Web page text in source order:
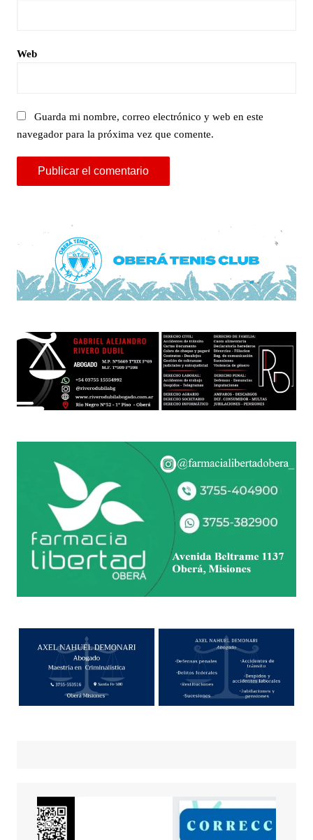
Web
Guarda mi nombre, correo electrónico y web en este
navegador para la próxima vez que comente.